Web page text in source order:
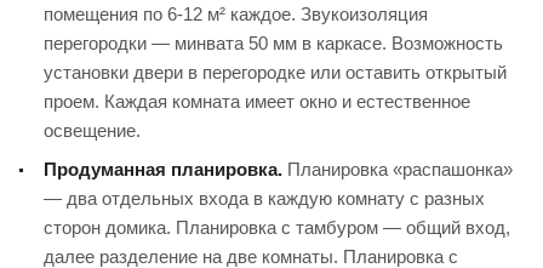
помещения по 6-12 м² каждое. Звукоизоляция
перегородки — минвата 50 мм в каркасе. Возможность
установки двери в перегородке или оставить открытый
проем. Каждая комната имеет окно и естественное
освещение.
Продуманная планировка. Планировка «распашонка»
— два отдельных входа в каждую комнату с разных
сторон домика. Планировка с тамбуром — общий вход,
далее разделение на две комнаты. Планировка с